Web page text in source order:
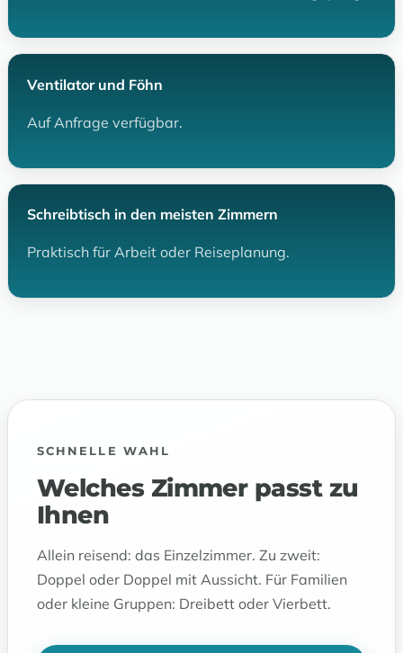
Ventilator und Föhn
Auf Anfrage verfügbar.
Schreibtisch in den meisten Zimmern
Praktisch für Arbeit oder Reiseplanung.
SCHNELLE WAHL
Welches Zimmer passt zu
Ihnen
Allein reisend: das Einzelzimmer. Zu zweit:
Doppel oder Doppel mit Aussicht. Für Familien
oder kleine Gruppen: Dreibett oder Vierbett.